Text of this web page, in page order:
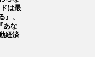
は最
』、
あな
経済